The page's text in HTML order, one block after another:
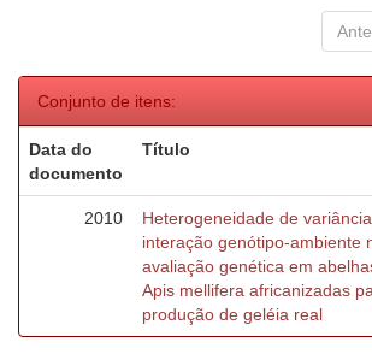
Conjunto de itens:
Data do
documento
Título
2010
Heterogeneidade de
interação genótipo-ambiente
avaliação genética em
Apis mellifera africanizadas
produção de geléia real